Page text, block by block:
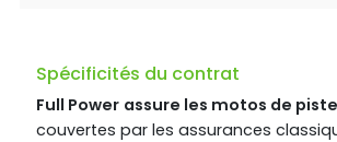
Spécificités du contrat
Full Power assure les motos de piste
couvertes par les assurances